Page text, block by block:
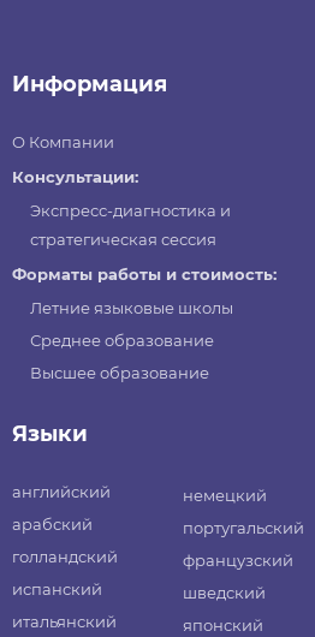
Информация
О Компании
Консультации:
Экспресс-диагностика и
стратегическая сессия
Форматы работы и стоимость:
Летние языковые школы
Среднее образование
Высшее образование
Языки
английский
арабский
голландский
испанский
итальянский
немецкий
португальский
французский
шведский
японский